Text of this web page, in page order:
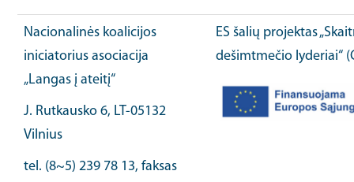
Nacionalinės koalicijos
iniciatorius asociacija
„Langas į ateitį“
J. Rutkausko 6, LT-05132
Vilnius
tel. (8~5) 239 78 13, faksas
ES šalių projektas
dešimtmečio lyderiai“